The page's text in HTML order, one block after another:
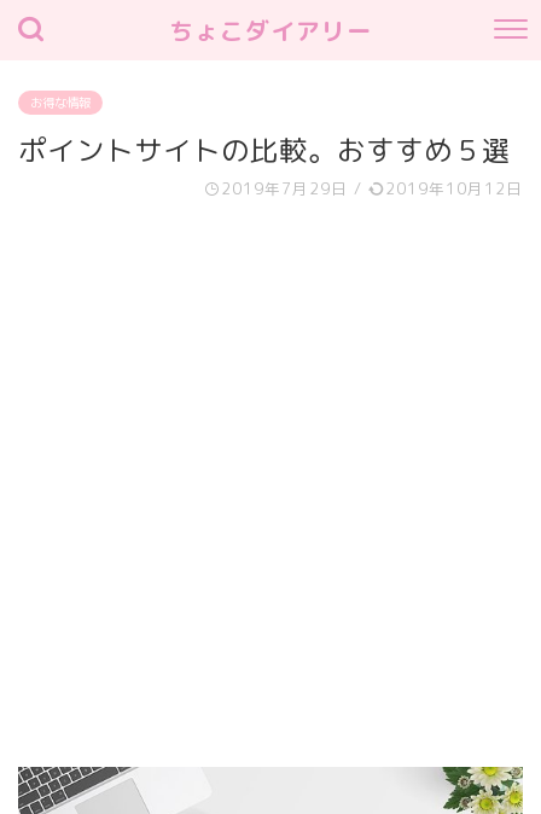
ちょこダイアリー
お得な情報
ポイントサイトの比較。おすすめ５選
2019年7月29日 / 2019年10月12日